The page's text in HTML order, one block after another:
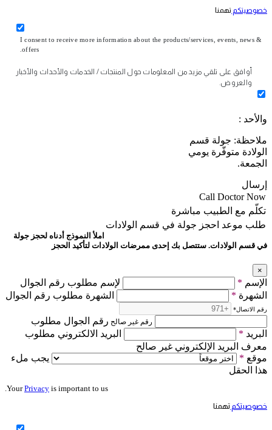
خصوصيتكم تهمنا
I consent to receive more information about the products/services, events, news &
offers.
أوافق على تلقي مزيد من المعلومات حول المنتجات / الخدمات والأحداث والأخبار
والعروض.
والأحد :
ملاحظة: جولة قسم
الولادة متوفّرة يومي
الجمعة.
إرسال
Call Doctor Now
تكلّم مع الطبيب مباشرة
طلب موعد احجز جولة في قسم الولادات
املأ النموذج أدناه لحجز جولة
في قسم الولادات. ستتصل بك إحدى ممرضات الولادات لتأكيد الحجز
×
الإسم *
لإسم مطلوب رقم الجوال
الشهرة * الشهرة مطلوب رقم الجوال
رقم الاتصال*
رقم غير صالح رقم الجوال مطلوب
البريد *
البريد الالكتروني مطلوب
معرف البريد الإلكتروني غير صالح
موقع *
يجب ملء
هذا الحقل
YourPrivacy is important to us.
خصوصيتكم تهمنا